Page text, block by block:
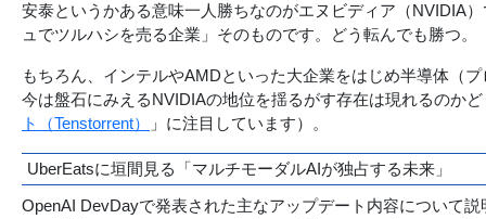
安泰というかある意味一人勝ちなのがエヌビディア（NVIDIA
ュでツルハシを売る企業」そのものです。どう転んでも勝つ。
もちろん、インテルやAMDといった大企業をはじめ半導体（
今は盤石にみえるNVIDIAの地位を揺るがす存在は現れるのか
ト（Tenstorrent）
」に注目しています）。
UberEatsに垣間見る「マルチモーダルAIが独占する未来」
OpenAI DevDayで発表された主なアップデート内容について